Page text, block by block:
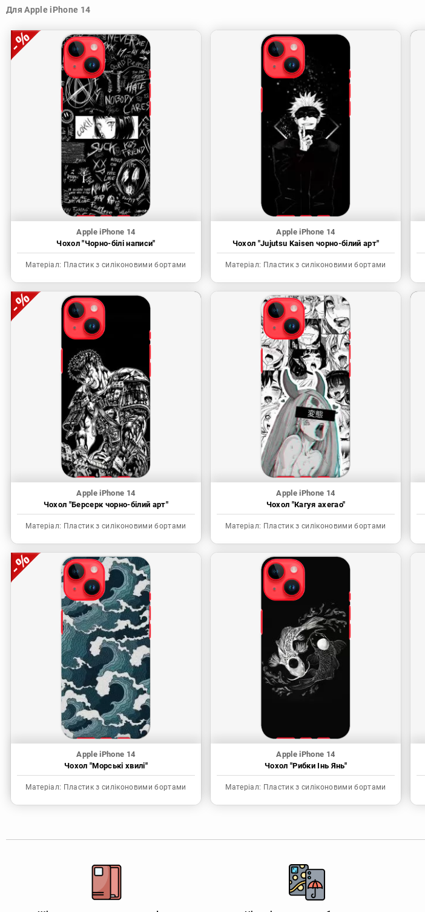
Для Apple iPhone 14
Apple iPhone 14
Чохол "Чорно-білі написи"
Матеріал: Пластик з силіконовими бортами
Apple iPhone 14
Чохол "Jujutsu Kaisen чорно-білий арт"
Матеріал: Пластик з силіконовими бортами
Apple iPhone 14
Чохол "Берсерк чорно-білий арт"
Матеріал: Пластик з силіконовими бортами
Apple iPhone 14
Чохол "Кагуя ахегао"
Матеріал: Пластик з силіконовими бортами
Apple iPhone 14
Чохол "Морські хвилі"
Матеріал: Пластик з силіконовими бортами
Apple iPhone 14
Чохол "Рибки Інь Янь"
Матеріал: Пластик з силіконовими бортами